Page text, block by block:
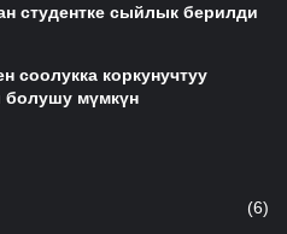
студентке сыйлык берилди
соолукка коркунучтуу
болушу мүмкүн
(6)